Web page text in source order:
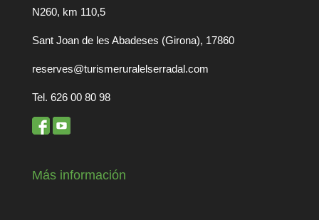
N260, km 110,5
Sant Joan de les Abadeses (Girona), 17860
reserves@turismeruralelserradal.com
Tel. 626 00 80 98
Más información